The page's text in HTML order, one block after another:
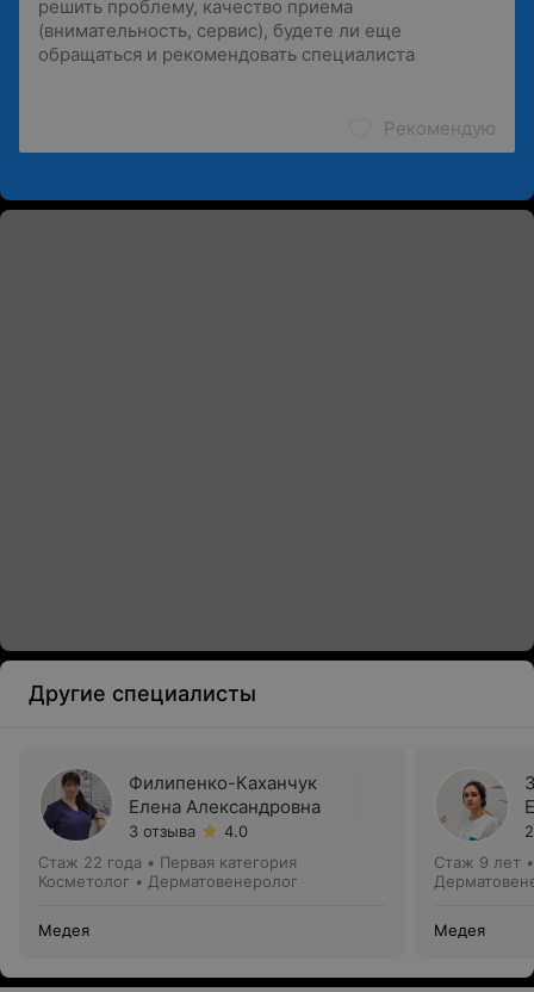
Рекомендую
Другие специалисты
Филипенко-Каханчук
Елена Александровна
3 отзыва
4.0
Стаж 22 года • Первая категория
Косметолог • Дерматовенеролог
Медея
Стаж 9 лет
Медея